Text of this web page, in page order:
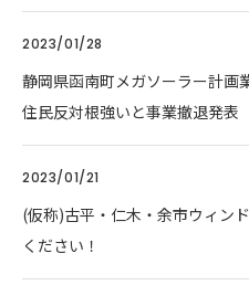
2023/01/28
静岡県函南町メガソーラー計画
住民反対根強いと事業撤退発表
2023/01/21
(仮称)古平・仁木・余市ウィン
ください！